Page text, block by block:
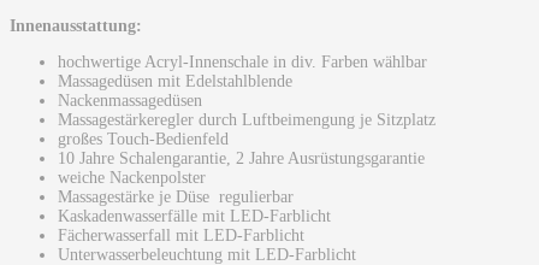
Innenausstattung:
hochwertige Acryl-Innenschale in div. Farben wählbar
Massagedüsen mit Edelstahlblende
Nackenmassagedüsen
Massagestärkeregler durch Luftbeimengung je Sitzplatz
großes Touch-Bedienfeld
10 Jahre Schalengarantie, 2 Jahre Ausrüstungsgarantie
weiche Nackenpolster
Massagestärke je Düse regulierbar
Kaskadenwasserfälle mit LED-Farblicht
Fächerwasserfall mit LED-Farblicht
Unterwasserbeleuchtung mit LED-Farblicht